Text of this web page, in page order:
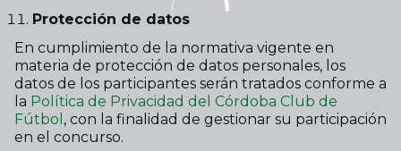
Protección de datos
En cumplimiento de la normativa vigente en
materia de protección de datos personales, los
datos de los participantes serán tratados conforme a
la Política de Privacidad del Córdoba Club de
Fútbol , con la finalidad de gestionar su participación
en el concurso.